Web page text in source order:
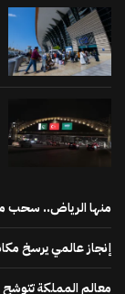
منها الرياض.. سحب
إنجاز عالمي يرسخ
معالم المملكة تتوشح